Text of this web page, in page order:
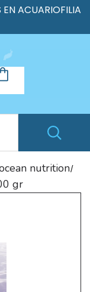
EN ACUARIOFILIA
nutrition/
gr